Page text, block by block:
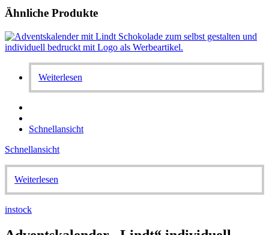
Ähnliche Produkte
Weiterlesen
Schnellansicht
Schnellansicht
Weiterlesen
instock